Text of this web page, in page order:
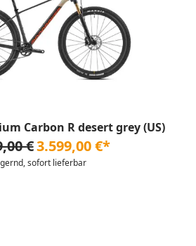
Carbon R desert grey (US)
€3.599,00 €*
sofort lieferbar